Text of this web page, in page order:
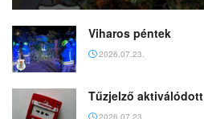
Viharos péntek
2026.07.23.
Tűzjelző aktiválódott
2026.07.23.